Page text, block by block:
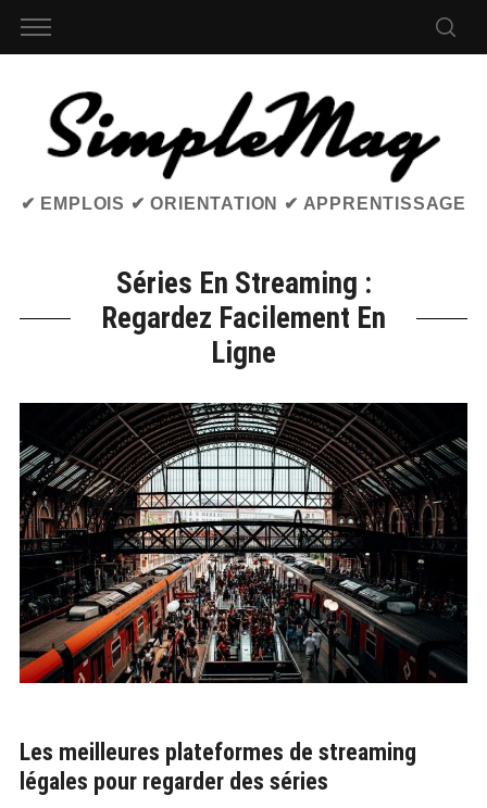
✔ EMPLOIS ✔ ORIENTATION ✔ APPRENTISSAGE
Séries En Streaming :
Regardez Facilement En
Ligne
Les meilleures plateformes de streaming
légales pour regarder des séries